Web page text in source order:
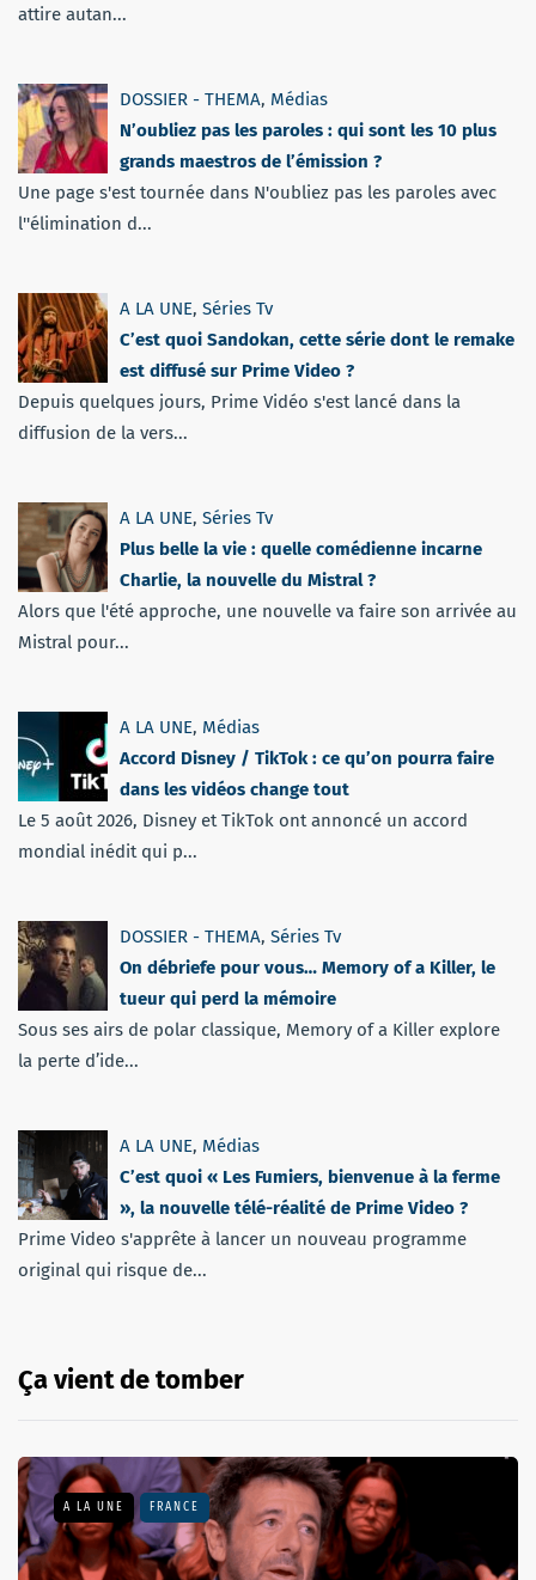
attire autan...
DOSSIER - THEMA, Médias
N’oubliez pas les paroles : qui sont les 10 plus
grands maestros de l’émission ?
Une page s'est tournée dans N'oubliez pas les paroles avec
l''élimination d...
A LA UNE, Séries Tv
C’est quoi Sandokan, cette série dont le remake
est diffusé sur Prime Video ?
Depuis quelques jours, Prime Vidéo s'est lancé dans la
diffusion de la vers...
A LA UNE, Séries Tv
Plus belle la vie : quelle comédienne incarne
Charlie, la nouvelle du Mistral ?
Alors que l'été approche, une nouvelle va faire son arrivée au
Mistral pour...
A LA UNE, Médias
Accord Disney / TikTok : ce qu’on pourra faire
dans les vidéos change tout
Le 5 août 2026, Disney et TikTok ont annoncé un accord
mondial inédit qui p...
DOSSIER - THEMA, Séries Tv
On débriefe pour vous… Memory of a Killer, le
tueur qui perd la mémoire
Sous ses airs de polar classique, Memory of a Killer explore
la perte d’ide...
A LA UNE, Médias
C’est quoi « Les Fumiers, bienvenue à la ferme
», la nouvelle télé-réalité de Prime Video ?
Prime Video s'apprête à lancer un nouveau programme
original qui risque de...
Ça vient de tomber
A LA UNE FRANCE